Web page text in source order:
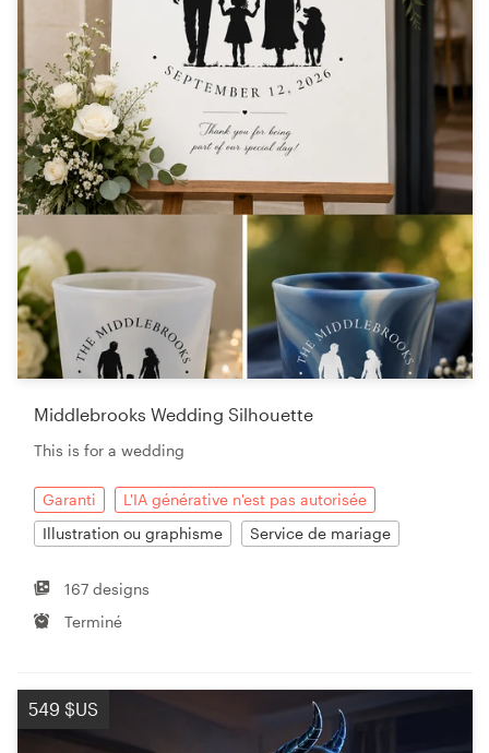
Middlebrooks Wedding Silhouette
This is for a wedding
Garanti
L'IA générative n'est pas autorisée
Illustration ou graphisme
Service de mariage
167 designs
Terminé
549 $US